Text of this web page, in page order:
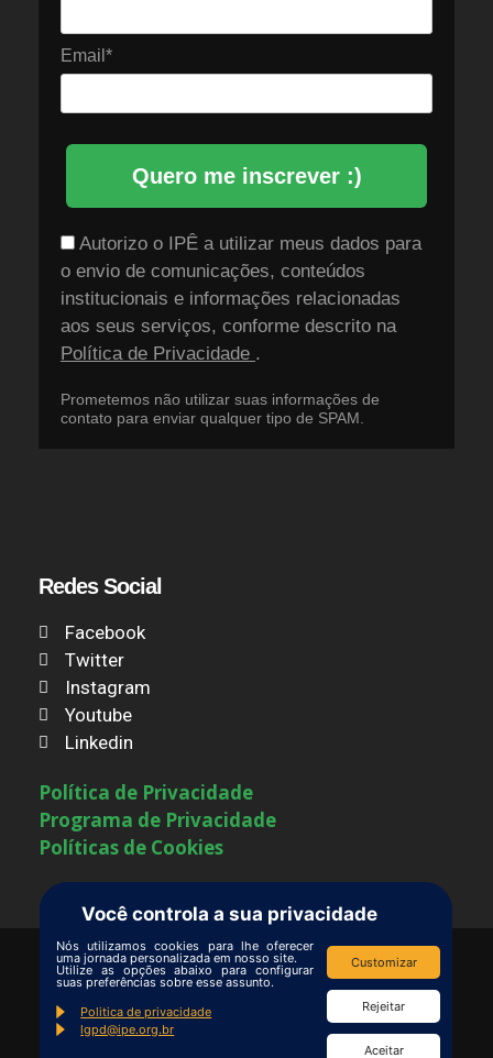
Email*
Quero me inscrever :)
Autorizo o IPÊ a utilizar meus dados para
o envio de comunicações, conteúdos
institucionais e informações relacionadas
aos seus serviços, conforme descrito na
Política de Privacidade .
Prometemos não utilizar suas informações de
contato para enviar qualquer tipo de SPAM.
Redes Social
Facebook
Twitter
Instagram
Youtube
Linkedin
Política de Privacidade
Programa de Privacidade
Políticas de Cookies
Termos de Uso|Contate-nos
Copyright © Ipê – Instituto de Pesquisas
Você controla a sua privacidade
Nós utilizamos cookies para lhe oferecer
uma jornada personalizada em nosso site.
Utilize as opções abaixo para configurar
suas preferências sobre esse assunto.
Politica de privacidade
lgpd@ipe.org.br
Customizar
Rejeitar
Aceitar